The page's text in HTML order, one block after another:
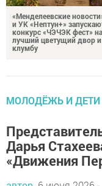
«Менделеевские
и УК «Нептун+»
конкурс «ЧЭЧЭК фест» на
лучший цветущий двор и
клумбу
МОЛОДЁЖЬ И ДЕТИ
Дарья
«Движения